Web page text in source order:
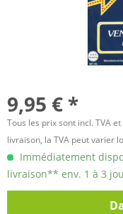
9,95 € *
Tous les prix sont incl. TVA et
livraison, la TVA peut varier
Immédiatement
livraison** env. 1 à 3